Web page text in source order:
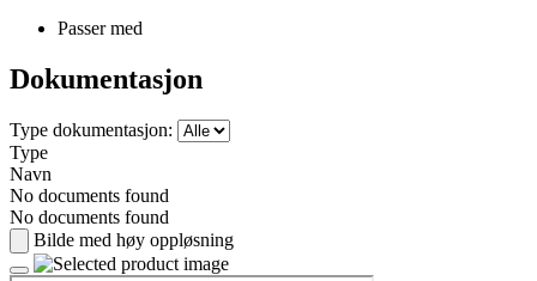
Passer med
Dokumentasjon
Type dokumentasjon:
Type
Navn
No documents found
No documents found
Bilde med høy oppløsning